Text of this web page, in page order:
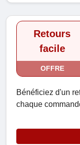
Retours
facile
OFFRE
Bénéficiez d'un
chaque